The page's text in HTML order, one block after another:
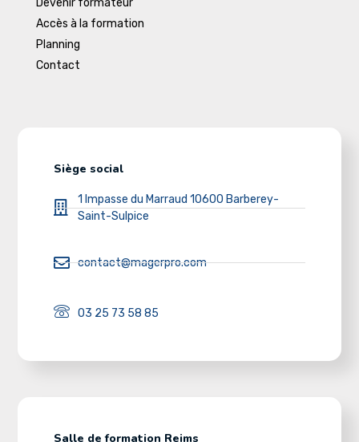
Devenir formateur
Accès à la formation
Planning
Contact
Siège social
1 Impasse du Marraud 10600 Barberey-
Saint-Sulpice
contact@magerpro.com
03 25 73 58 85
Salle de formation Reims